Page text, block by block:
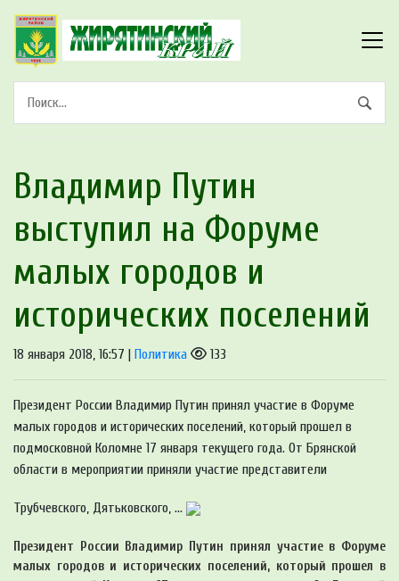
Владимир Путин
выступил на Форуме
малых городов и
исторических поселений
18 января 2018, 16:57 | Политика 133
Президент России Владимир Путин принял участие в Форуме
малых городов и исторических поселений, который прошел в
подмосковной Коломне 17 января текущего года. От Брянской
области в мероприятии приняли участие представители
Трубчевского, Дятьковского, ...
Президент России Владимир Путин принял участие в Форуме
малых городов и исторических поселений, который прошел в